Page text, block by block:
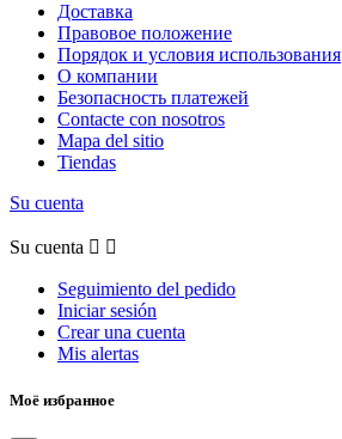
Доставка
Правовое положение
Порядок и условия использования
О компании
Безопасность платежей
Contacte con nosotros
Mapa del sitio
Tiendas
Su cuenta
Su cuenta  
Seguimiento del pedido
Iniciar sesión
Crear una cuenta
Mis alertas
Моё избранное